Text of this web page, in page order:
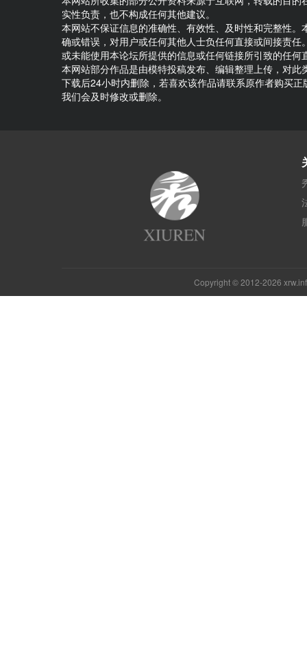
实性负责，也不构成任何其他建议。
本网站不保证信息的准确性、有效性、及时性和完整性
确或错误，对用户或任何其他人士负任何直接或间接责
或未能使用本论坛所提供的信息或任何链接所引致的任
本网站部分作品是由模特投稿发布、编辑整理上传，对
下载后24小时内删除，若喜欢该作品请联系原作者购买
我们会及时修改或删除。
Copyright © 2012-2026